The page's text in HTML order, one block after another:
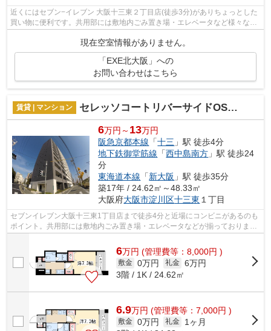
近くにはセブン−イレブン 大阪十三東２丁目店(徒歩3分)がありちょっとした
買い物に便利です。共用部には敷地内ごみ置き場・エレベータなど様々な設
備やサービスが揃っているので便利で...
現在空室情報がありません。
「EXE北大阪」への
お問い合わせはこちら
賃貸 | マンション セレッソコートリバーサイドOSAKA
6万円～ 13万円
阪急京都本線 「十三 」駅 徒歩4分
地下鉄御堂筋線 「西中島南方 」駅 徒歩24
分
東海道本線 「新大阪 」駅 徒歩35分
築17年 / 24.62㎡～48.33㎡
大阪府大阪市淀川区十三東 １丁目
セブンイレブン大阪十三東1丁目店まで徒歩4分と近場にコンビニがあるのも
ポイント。共用部には敷地内ごみ置き場・エレベータなどが揃っておりま
6万円 (管理費等：8,000円 )
敷金 0万円 礼金 6万円
3階 / 1K / 24.62㎡
6.9万円 (管理費等：7,000円 )
敷金 0万円 礼金
1ヶ月